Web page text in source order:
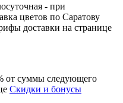
- при
цветов по Саратову
доставки на странице
от суммы следующего
Скидки и бонусы